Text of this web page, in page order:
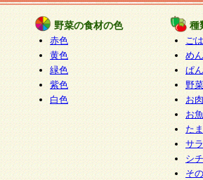
野菜の食材の色
赤色
黄色
緑色
紫色
白色
種
ご
めん
ぱん
野
お
お
た
サ
シ
そ